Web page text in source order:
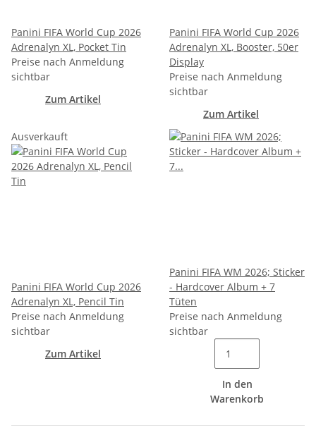
Panini FIFA World Cup 2026
Adrenalyn XL, Pocket Tin
Preise nach Anmeldung
sichtbar
Zum Artikel
Panini FIFA World Cup 2026
Adrenalyn XL, Booster, 50er
Display
Preise nach Anmeldung
sichtbar
Zum Artikel
Ausverkauft
Panini FIFA World Cup 2026
Adrenalyn XL, Pencil Tin
Preise nach Anmeldung
sichtbar
Zum Artikel
Panini FIFA WM 2026; Sticker
- Hardcover Album + 7
Tüten
Preise nach Anmeldung
sichtbar
In den
Warenkorb